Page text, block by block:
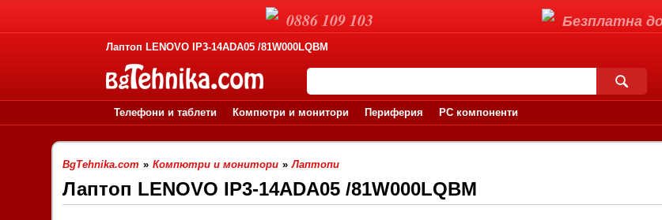
Лаптоп LENOVO IP3-14ADA05 /81W000LQBM
Телефони и таблети Компютри и монитори Периферия PC компоненти
BgTehnika.com » Компютри и монитори » Лаптопи
Лаптоп LENOVO IP3-14ADA05 /81W000LQBM
0886 109 103 Безплатна